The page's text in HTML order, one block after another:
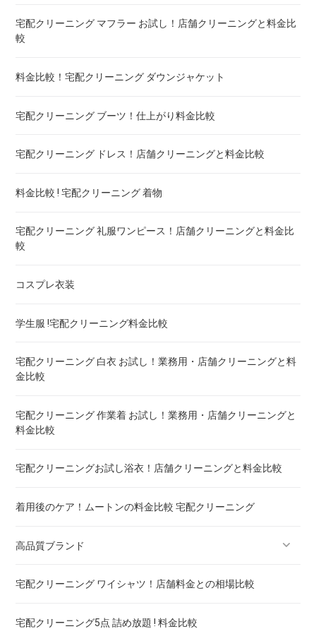
エアウィーヴ マットレスのクリーニング ! どこがいい
布団の洗濯ネット コインランドリー ! ドラム式におすすめは
布団クリーニング 防ダニ加工 ! 効果と危険性
ゴアテックス 羽毛布団 クリーニング ! 料金ランキング
こたつ布団のクリーニング代 ! 料金比較
の違いも
トゥルースリーパー マットレスのクリーニング ! どこがいい
ウェイトブランケットの洗い方 ! 洗えないタイプの対処法も
重い布団の洗い方 ! 洗えないタイプの対処法も
宅配クリーニング マフラー お試し！店舗クリーニングと料金比
較
料金比較！宅配クリーニング ダウンジャケット
宅配クリーニング ブーツ！仕上がり料金比較
宅配クリーニング ドレス！店舗クリーニングと料金比較
料金比較 ! 宅配クリーニング 着物
宅配クリーニング 礼服ワンピース！店舗クリーニングと料金比
較
コスプレ衣装
学生服 !宅配クリーニング料金比較
宅配クリーニング 白衣 お試し！業務用・店舗クリーニングと料
金比較
宅配クリーニング 作業着 お試し！業務用・店舗クリーニングと
料金比較
宅配クリーニングお試し浴衣！店舗クリーニングと料金比較
着用後のケア！ムートンの料金比較 宅配クリーニング
高品質ブランド
ブランドスーツ！宅配クリーニング 高品質 料金 比較
ブランドコート！宅配クリーニング 高品質 料金 比較
宅配クリーニング ワイシャツ！店舗料金との相場比較
宅配クリーニング5点 詰め放題 ! 料金比較